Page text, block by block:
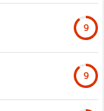
9
9